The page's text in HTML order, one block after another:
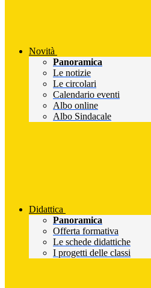
Novità
Panoramica
Le notizie
Le circolari
Calendario eventi
Albo online
Albo Sindacale
Didattica
Panoramica
Offerta formativa
Le schede didattiche
I progetti delle classi